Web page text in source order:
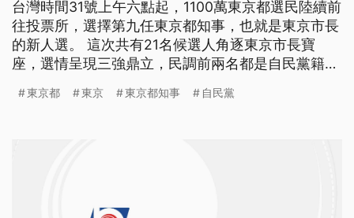
台灣時間31號上午六點起，1100萬東京都選民陸續前
往投票所，選擇第九任東京都知事，也就是東京市長
的新人選。 這次共有21名候選人角逐東京市長寶
座，選情呈現三強鼎立，民調前兩名都是自民黨籍，
英語的小池百合子，支持度最高，可能成為東京史上
東京都 東京 東京都知事 自民黨